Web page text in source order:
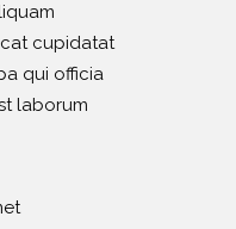
cupidatat
qui officia
laborum